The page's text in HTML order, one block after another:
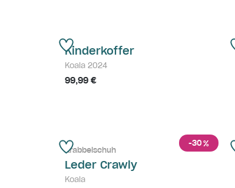
Kinderkoffer
Koala 2024
99,99 €
-30%
Krabbelschuh
Leder Crawly
Koala